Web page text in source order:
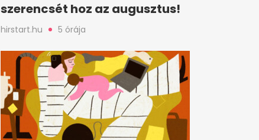
szerencsét hoz az augusztus!
hirstart.hu 5 órája